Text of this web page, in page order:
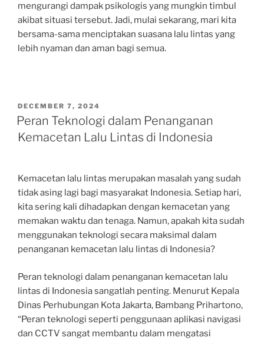
mengurangi dampak psikologis yang mungkin timbul
akibat situasi tersebut. Jadi, mulai sekarang, mari kita
bersama-sama menciptakan suasana lalu lintas yang
lebih nyaman dan aman bagi semua.
POSTED
ON
DECEMBER 7, 2024
Peran Teknologi dalam Penanganan
Kemacetan Lalu Lintas di Indonesia
Kemacetan lalu lintas merupakan masalah yang sudah
tidak asing lagi bagi masyarakat Indonesia. Setiap hari,
kita sering kali dihadapkan dengan kemacetan yang
memakan waktu dan tenaga. Namun, apakah kita sudah
menggunakan teknologi secara maksimal dalam
penanganan kemacetan lalu lintas di Indonesia?
Peran teknologi dalam penanganan kemacetan lalu
lintas di Indonesia sangatlah penting. Menurut Kepala
Dinas Perhubungan Kota Jakarta, Bambang Prihartono,
“Peran teknologi seperti penggunaan aplikasi navigasi
dan CCTV sangat membantu dalam mengatasi